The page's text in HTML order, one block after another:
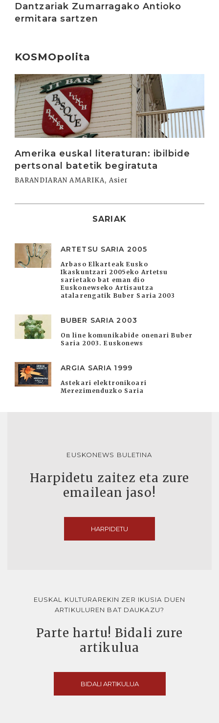
Dantzariak Zumarragako Antioko
ermitara sartzen
KOSMOpolita
Amerika euskal literaturan: ibilbide
pertsonal batetik begiratuta
BARANDIARAN AMARIKA, Asier
Irakurri
SARIAK
ARTETSU SARIA 2005
Arbaso Elkarteak Eusko
Ikaskuntzari 2005eko Artetsu
sarietako bat eman dio
Euskonewseko Artisautza
atalarengatik Buber Saria 2003
BUBER SARIA 2003
On line komunikabide onenari Buber
Saria 2003. Euskonews
ARGIA SARIA 1999
Astekari elektronikoari
Merezimenduzko Saria
EUSKONEWS BULETINA
Harpidetu zaitez eta zure
emailean jaso!
HARPIDETU
EUSKAL KULTURAREKIN ZER IKUSIA DUEN
ARTIKULUREN BAT DAUKAZU?
Parte hartu! Bidali zure
artikulua
BIDALI ARTIKULUA